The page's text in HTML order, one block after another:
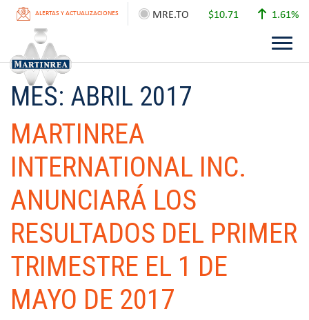
MRE.TO $10.71 1.61%
ALERTAS Y ACTUALIZACIONES
MES: ABRIL 2017
MARTINREA
INTERNATIONAL INC.
ANUNCIARÁ LOS
RESULTADOS DEL PRIMER
TRIMESTRE EL 1 DE
MAYO DE 2017